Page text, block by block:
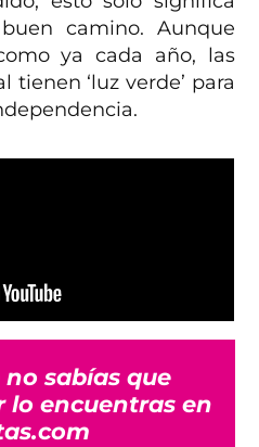
camino. Aunque
ya cada año, las
tienen ‘luz verde’ para
no sabías que
lo encuentras en